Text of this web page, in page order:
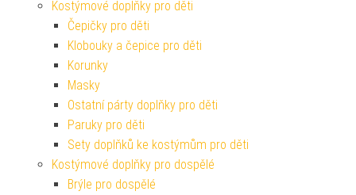
Kostýmové doplňky pro děti
Čepičky pro děti
Klobouky a čepice pro děti
Korunky
Masky
Ostatní párty doplňky pro děti
Paruky pro děti
Sety doplňků ke kostýmům pro děti
Kostýmové doplňky pro dospělé
Brýle pro dospělé